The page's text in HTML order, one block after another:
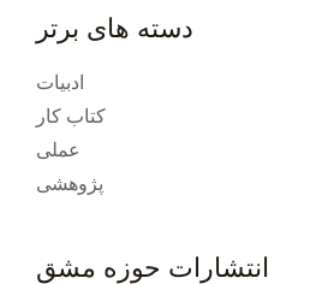
دسته های برتر
ادبیات
کتاب کار
عملی
پژوهشی
انتشارات حوزه مشق